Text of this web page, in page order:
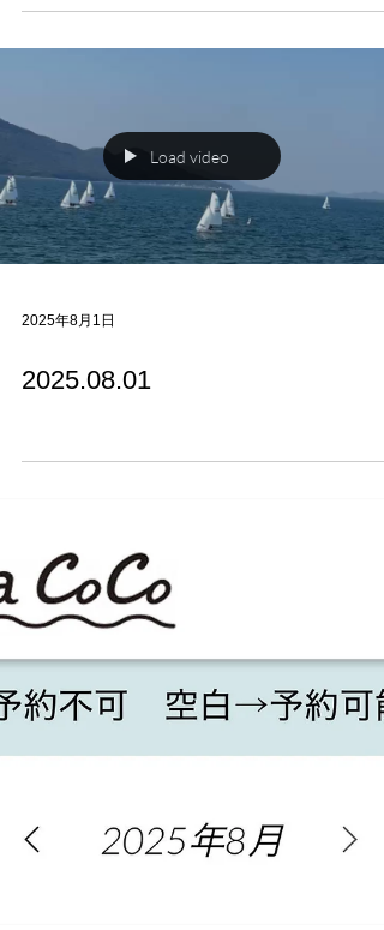
します。
Load video
2025.08.01